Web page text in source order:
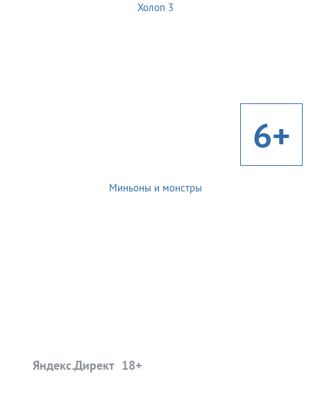
Холоп 3
6+
Миньоны и монстры
Яндекс.Директ